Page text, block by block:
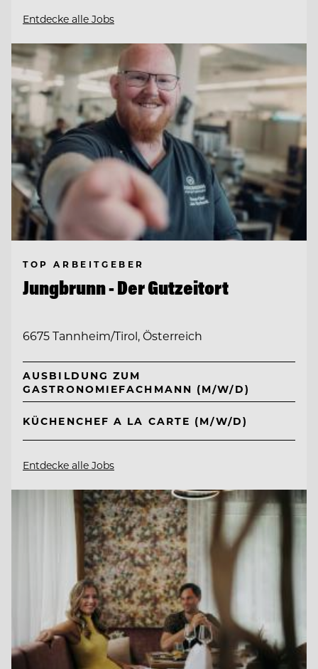
Entdecke alle Jobs
TOP ARBEITGEBER
Jungbrunn - Der Gutzeitort
6675 Tannheim/Tirol, Österreich
AUSBILDUNG ZUM
GASTRONOMIEFACHMANN (M/W/D)
KÜCHENCHEF A LA CARTE (M/W/D)
Entdecke alle Jobs